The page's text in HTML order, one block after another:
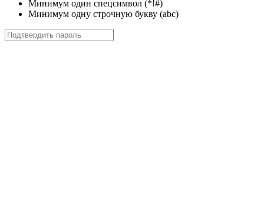
Минимум один спецсимвол (*!#)
Минимум одну строчную букву (abc)